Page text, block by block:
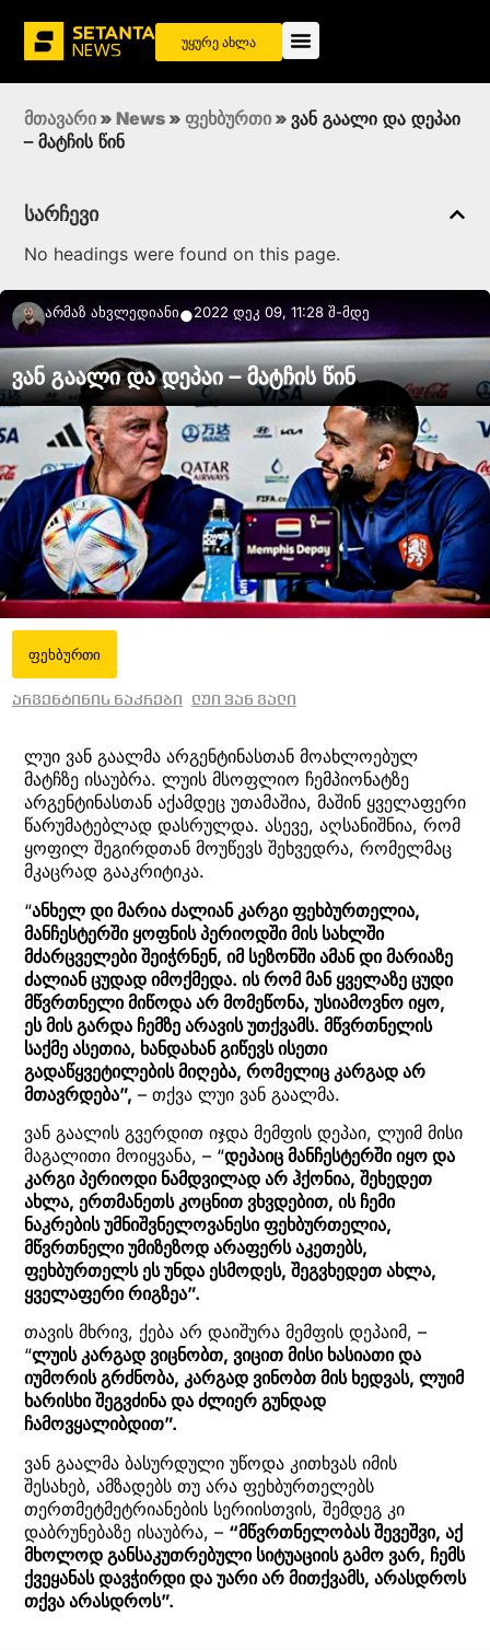
უყურე ახლა
მთავარი » News » ფეხბურთი » ვან გაალი და დეპაი
– მატჩის წინ
სარჩევი
No headings were found on this page.
Არმაზ Ახვლედიანი●2022 დეკ 09, 11:28 შ-მდე
ვან გაალი და დეპაი – მატჩის წინ
ფეხბურთი
არგენტინის ნაკრები ლუი ვან გალი
ლუი ვან გაალმა არგენტინასთან მოახლოებულ
მატჩზე ისაუბრა. ლუის მსოფლიო ჩემპიონატზე
არგენტინასთან აქამდეც უთამაშია, მაშინ ყველაფერი
წარუმატებლად დასრულდა. ასევე, აღსანიშნია, რომ
ყოფილ შეგირდთან მოუწევს შეხვედრა, რომელმაც
მკაცრად გააკრიტიკა.
“ანხელ დი მარია ძალიან კარგი ფეხბურთელია,
მანჩესტერში ყოფნის პერიოდში მის სახლში
მძარცველები შეიჭრნენ, იმ სეზონში ამან დი მარიაზე
ძალიან ცუდად იმოქმედა. ის რომ მან ყველაზე ცუდი
მწვრთნელი მიწოდა არ მომეწონა, უსიამოვნო იყო,
ეს მის გარდა ჩემზე არავის უთქვამს. მწვრთნელის
საქმე ასეთია, ხანდახან გიწევს ისეთი
გადაწყვეტილების მიღება, რომელიც კარგად არ
მთავრდება”, – თქვა ლუი ვან გაალმა.
ვან გაალის გვერდით იჯდა მემფის დეპაი, ლუიმ მისი
მაგალითი მოიყვანა, – “დეპაიც მანჩესტერში იყო და
კარგი პერიოდი ნამდვილად არ ჰქონია, შეხედეთ
ახლა, ერთმანეთს კოცნით ვხვდებით, ის ჩემი
ნაკრების უმნიშვნელოვანესი ფეხბურთელია,
მწვრთნელი უმიზეზოდ არაფერს აკეთებს,
ფეხბურთელს ეს უნდა ესმოდეს, შეგვხედეთ ახლა,
ყველაფერი რიგზეა”.
თავის მხრივ, ქება არ დაიშურა მემფის დეპაიმ, –
“ლუის კარგად ვიცნობთ, ვიცით მისი ხასიათი და
იუმორის გრძნობა, კარგად ვინობთ მის ხედვას, ლუიმ
ხარისხი შეგვძინა და ძლიერ გუნდად
ჩამოვყალიბდით”.
ვან გაალმა ბასურდული უწოდა კითხვას იმის
შესახებ, ამზადებს თუ არა ფეხბურთელებს
თერთმეტმეტრიანების სერიისთვის, შემდეგ კი
დაბრუნებაზე ისაუბრა, – “მწვრთნელობას შევეშვი, აქ
მხოლოდ განსაკუთრებული სიტუაციის გამო ვარ, ჩემს
ქვეყანას დავჭირდი და უარი არ მითქვამს, არასდროს
თქვა არასდროს”.